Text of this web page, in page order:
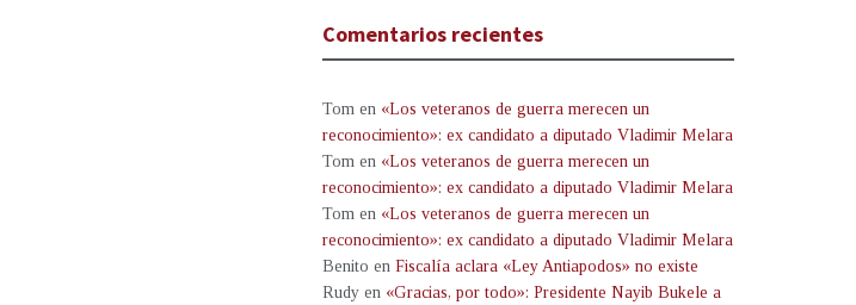
Comentarios recientes
Tom en «Los veteranos de guerra merecen un
reconocimiento»: ex candidato a diputado Vladimir Melara
Tom en «Los veteranos de guerra merecen un
reconocimiento»: ex candidato a diputado Vladimir Melara
Tom en «Los veteranos de guerra merecen un
reconocimiento»: ex candidato a diputado Vladimir Melara
Benito en Fiscalía aclara «Ley Antiapodos» no existe
Rudy en «Gracias, por todo»: Presidente Nayib Bukele a